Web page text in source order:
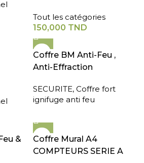
Tout les catégories
150,000 TND
Coffre BM Anti-Feu ,
Anti-Effraction
SECURITE, Coffre fort
ignifuge anti feu
&
Coffre Mural A4
COMPTEURS SERIE A